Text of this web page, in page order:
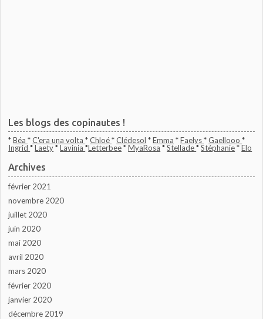
Les blogs des copinautes !
*Béa*C'era una volta*Chloé*Clédesol *Emma *Faelys*Gaellooo*
Ingrid*Laety*Lavinia*Letterbee*MyaRosa *Stellade*Stéphanie*Elo
Archives
février 2021
novembre 2020
juillet 2020
juin 2020
mai 2020
avril 2020
mars 2020
février 2020
janvier 2020
décembre 2019